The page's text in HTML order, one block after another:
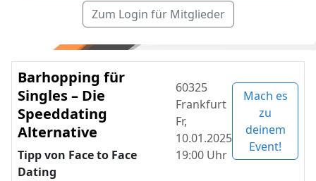
Zum Login für Mitglieder
Barhopping für
Singles – Die
Speeddating
Alternative
Tipp von Face to Face
Dating
60325
Frankfurt
Fr,
10.01.2025
19:00 Uhr
Mach es
zu
deinem
Event!